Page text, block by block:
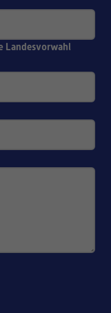
Landesvorwahl